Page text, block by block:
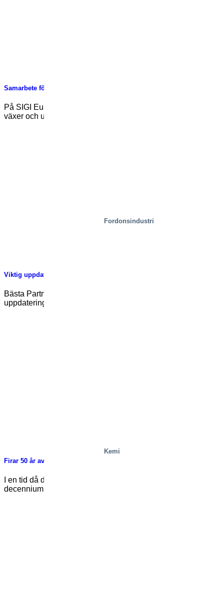
Fordonsindustri
Kemi
Samarbete för framtiden: Partnerskap med Halmstads Universitet
På SIGI Europe är innovation och ansvar kärnan i hur vi
växer och utvecklas. Vårt [...]
Viktig uppdatering av e-postadresser för SIGI Europe
Bästa Partner, Vi är glada att kunna meddela en viktig
uppdatering av vårt e-postsystem. Från [...]
Firar 50 år av tjänst: NKTs legendariska lyftbord säger adjö
I en tid då de flesta industriutrustningar byts ut inom ett
decennium är det anmärkningsvärt [...]